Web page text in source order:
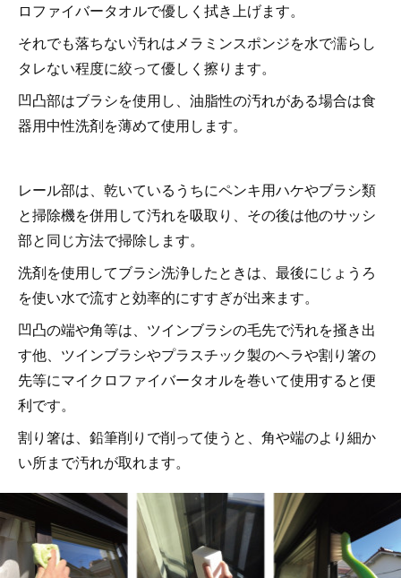
ロファイバータオルで優しく拭き上げます。
それでも落ちない汚れはメラミンスポンジを水で濡らし
タレない程度に絞って優しく擦ります。
凹凸部はブラシを使用し、油脂性の汚れがある場合は食
器用中性洗剤を薄めて使用します。
レール部は、乾いているうちにペンキ用ハケやブラシ類
と掃除機を併用して汚れを吸取り、その後は他のサッシ
部と同じ方法で掃除します。
洗剤を使用してブラシ洗浄したときは、最後にじょうろ
を使い水で流すと効率的にすすぎが出来ます。
凹凸の端や角等は、ツインブラシの毛先で汚れを掻き出
す他、ツインブラシやプラスチック製のヘラや割り箸の
先等にマイクロファイバータオルを巻いて使用すると便
利です。
割り箸は、鉛筆削りで削って使うと、角や端のより細か
い所まで汚れが取れます。